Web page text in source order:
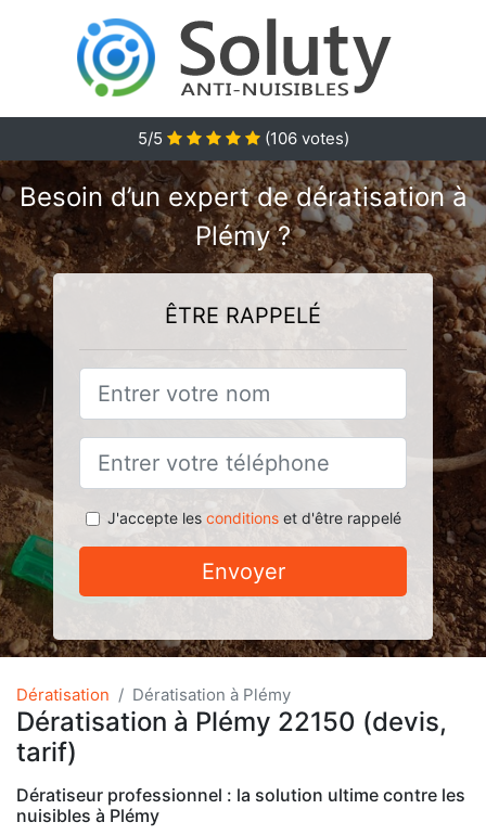
5/5 (106votes)
Besoin d’un expert de dératisation à
Plémy ?
ÊTRE RAPPELÉ
J'accepte les conditionset d'être rappelé
Envoyer
Dératisation Dératisation à Plémy
Dératisation à Plémy 22150 (devis,
tarif)
Dératiseur professionnel : la solution ultime contre les
nuisibles à Plémy